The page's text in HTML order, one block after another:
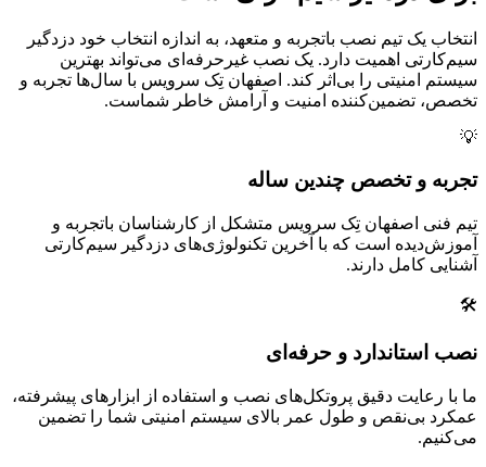
انتخاب یک تیم نصب باتجربه و متعهد، به اندازه انتخاب خود دزدگیر
سیم‌کارتی اهمیت دارد. یک نصب غیرحرفه‌ای می‌تواند بهترین
سیستم امنیتی را بی‌اثر کند. اصفهان تِک سرویس با سال‌ها تجربه و
تخصص، تضمین‌کننده امنیت و آرامش خاطر شماست.
💡
تجربه و تخصص چندین ساله
تیم فنی اصفهان تِک سرویس متشکل از کارشناسان باتجربه و
آموزش‌دیده است که با آخرین تکنولوژی‌های دزدگیر سیم‌کارتی
آشنایی کامل دارند.
🛠️
نصب استاندارد و حرفه‌ای
ما با رعایت دقیق پروتکل‌های نصب و استفاده از ابزارهای پیشرفته،
عمکرد بی‌نقص و طول عمر بالای سیستم امنیتی شما را تضمین
می‌کنیم.